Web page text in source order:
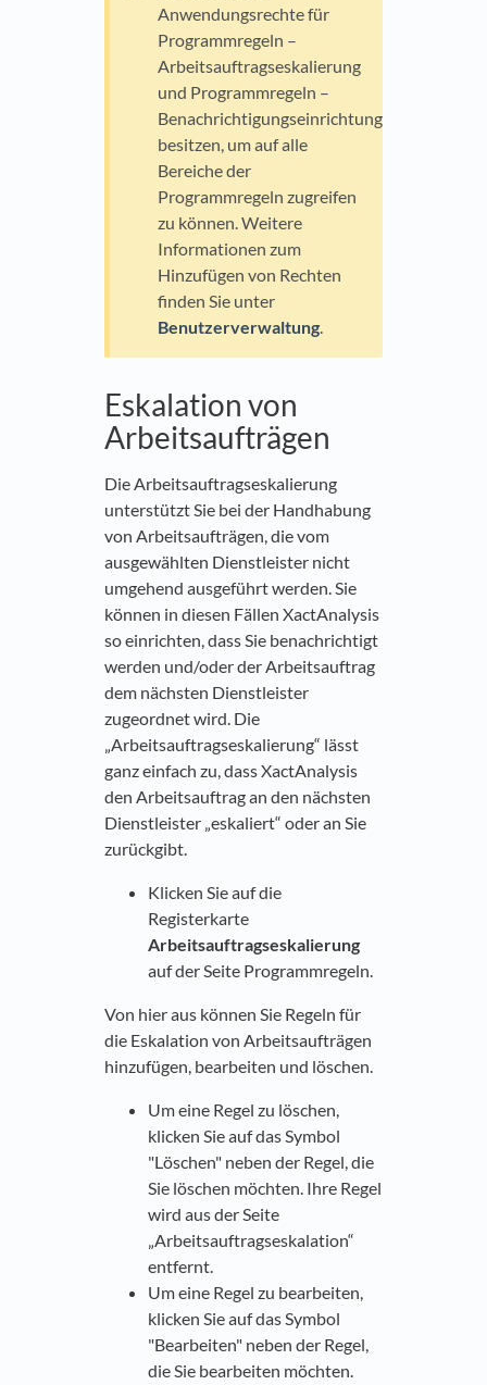
Anwendungsrechte für
Programmregeln –
Arbeitsauftragseskalierung
und Programmregeln –
Benachrichtigungseinrichtung
besitzen, um auf alle
Bereiche der
Programmregeln zugreifen
zu können. Weitere
Informationen zum
Hinzufügen von Rechten
finden Sie unter
Benutzerverwaltung.
Eskalation von
Arbeitsaufträgen
Die Arbeitsauftragseskalierung
unterstützt Sie bei der Handhabung
von Arbeitsaufträgen, die vom
ausgewählten Dienstleister nicht
umgehend ausgeführt werden. Sie
können in diesen Fällen XactAnalysis
so einrichten, dass Sie benachrichtigt
werden und/oder der Arbeitsauftrag
dem nächsten Dienstleister
zugeordnet wird. Die
„Arbeitsauftragseskalierung“ lässt
ganz einfach zu, dass XactAnalysis
den Arbeitsauftrag an den nächsten
Dienstleister „eskaliert“ oder an Sie
zurückgibt.
Klicken Sie auf die
Registerkarte
Arbeitsauftragseskalierung
auf der Seite Programmregeln.
Von hier aus können Sie Regeln für
die Eskalation von Arbeitsaufträgen
hinzufügen, bearbeiten und löschen.
Um eine Regel zu löschen,
klicken Sie auf das Symbol
"Löschen" neben der Regel, die
Sie löschen möchten. Ihre Regel
wird aus der Seite
„Arbeitsauftragseskalation“
entfernt.
Um eine Regel zu bearbeiten,
klicken Sie auf das Symbol
"Bearbeiten" neben der Regel,
die Sie bearbeiten möchten.